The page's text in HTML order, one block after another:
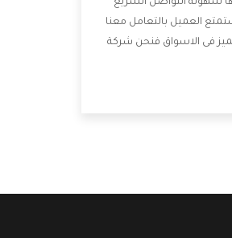
سهولة التواصل السريع
العميل بالتعامل معنا
فى الاسواق فنحن شركة
والتى تكون منها خدمة